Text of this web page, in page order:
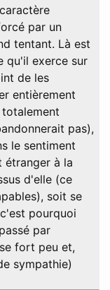
par un
tentant. Là est
qu'il exerce sur
de les
entièrement
pas),
le sentiment
étranger à la
d'elle (ce
soit se
pourquoi
par
fort peu et,
sympathie)